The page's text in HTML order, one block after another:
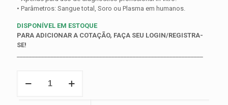
• Parâmetros: Sangue total, Soro ou Plasma em humanos.
DISPONÍVEL EM ESTOQUE
PARA ADICIONAR A COTAÇÃO, FAÇA SEU LOGIN/REGISTRA-
SE!
Rápido